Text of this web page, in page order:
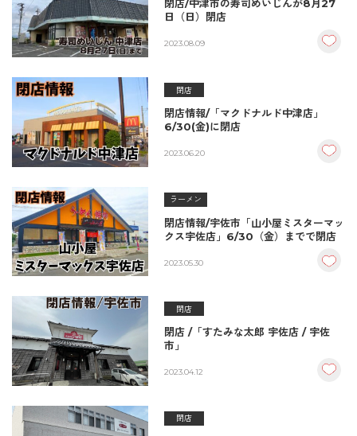
閉店/中津市の寿司めいじんが8月27
日（日）閉店
2023.08.09
閉店
閉店情報/「マクドナルド中津店」
6/30(金)に閉店
2023.06.20
ラーメン
閉店情報/宇佐市「山小屋ミスターマッ
クス宇佐店」6/30（金）までで閉店
2023.05.30
閉店
閉店 /「すたみな太郎 宇佐店 / 宇佐
市」
2023.04.12
閉店